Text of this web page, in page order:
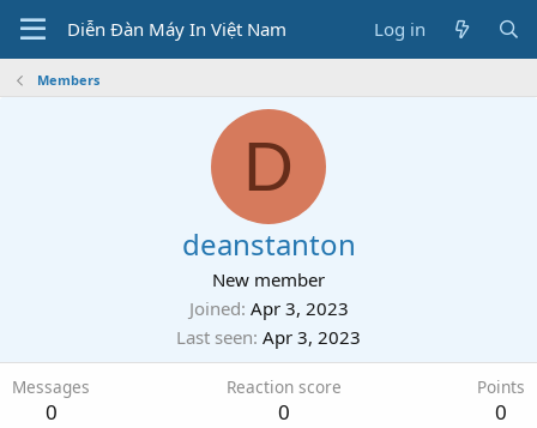
Diễn Đàn Máy In Việt Nam Log in
Members
D
deanstanton
New member
Joined Apr 3, 2023
Last seen Apr 3, 2023
Messages
0
Reaction score
0
Points
0